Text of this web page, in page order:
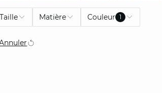
Taille Matière Couleur 1
affiné par Couleur: Bleu